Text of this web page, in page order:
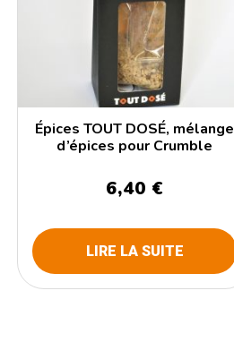
Épices TOUT DOSÉ, mélange
d’épices pour Crumble
6,40 €
LIRE LA SUITE